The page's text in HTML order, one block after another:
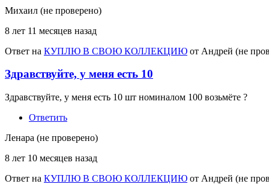
Михаил (не проверено)
8 лет 11 месяцев назад
Ответ на КУПЛЮ В СВОЮ КОЛЛЕКЦИЮ от Андрей (не
Здравствуйте, у меня есть 10
Здравствуйте, у меня есть 10 шт номиналом 100 возьмёте ?
Ответить
Ленара (не проверено)
8 лет 10 месяцев назад
Ответ на КУПЛЮ В СВОЮ КОЛЛЕКЦИЮ от Андрей (не